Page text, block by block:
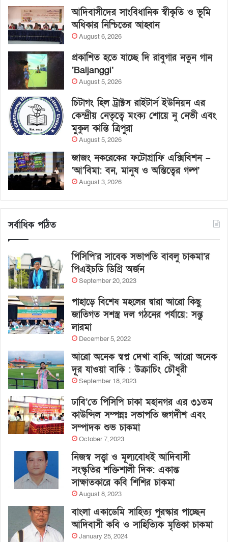
আদিবাসীদের সাংবিধানিক স্বীকৃতি ও ভূমি
অধিকার নিশ্চিতের আহ্বান
August 6, 2026
প্রকাশিত হতে যাচ্ছে দি রাবুগার নতুন গান
‘Baljanggi’
August 5, 2026
চিটাগং হিল ট্রাক্টস রাইটার্স ইউনিয়ন এর
কেন্দ্রীয় নেতৃত্বে মংক্য শোয়ে নু নেভী এবং
মুকুল কান্তি ত্রিপুরা
August 5, 2026
জাজং নকরেকের ফটোগ্রাফি এক্সিবিশন –
‘আ’বিমা: বন, মানুষ ও অস্তিত্বের গল্প’
August 3, 2026
সর্বাধিক পঠিত
পিসিপি’র সাবেক সভাপতি বাবলু চাকমা’র
পিএইচডি ডিগ্রি অর্জন
September 20, 2023
পাহাড়ে বিশেষ মহলের দ্বারা আরো কিছু
জাতিগত সশস্ত্র দল গঠনের পর্যায়ে: সন্তু
লারমা
December 5, 2022
আরো অনেক স্বপ্ন দেখা বাকি, আরো অনেক
দূর যাওয়া বাকি : উক্রাচিং চৌধুরী
September 18, 2023
ঢাবি’তে পিসিপি ঢাকা মহানগর এর ৩১তম
কাউন্সিল সম্পন্নঃ সভাপতি জগদীশ এবং
সম্পাদক শুভ চাকমা
October 7, 2023
নিজস্ব সত্ত্বা ও মূল্যবোধই আদিবাসী
সংস্কৃতির শক্তিশালী দিক: একান্ত
সাক্ষাতকারে কবি শিশির চাকমা
August 8, 2023
বাংলা একাডেমি সাহিত্য পুরস্কার পাচ্ছেন
আদিবাসী কবি ও সাহিত্যিক মৃত্তিকা চাকমা
January 25, 2024